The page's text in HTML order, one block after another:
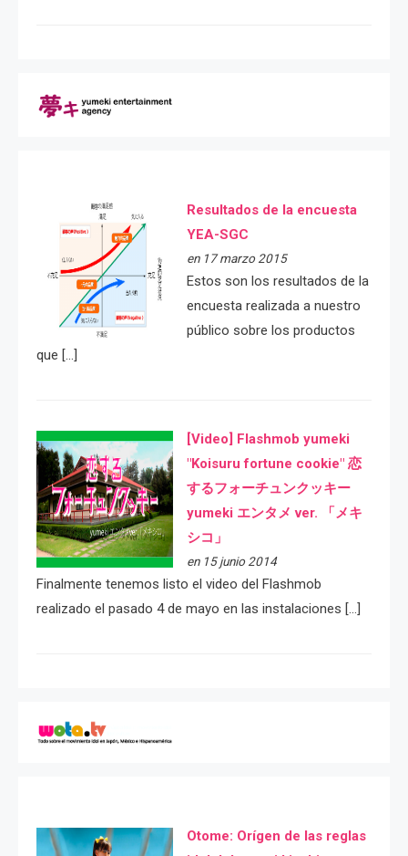
Resultados de la encuesta
YEA-SGC
en 17 marzo 2015
Estos son los resultados de la
encuesta realizada a nuestro
público sobre los productos
que […]
[Video] Flashmob yumeki
"Koisuru fortune cookie" 恋
するフォーチュンクッキー
yumeki エンタメ ver. 「メキ
シコ」
en 15 junio 2014
Finalmente tenemos listo el video del Flashmob
realizado el pasado 4 de mayo en las instalaciones […]
Otome: Orígen de las reglas